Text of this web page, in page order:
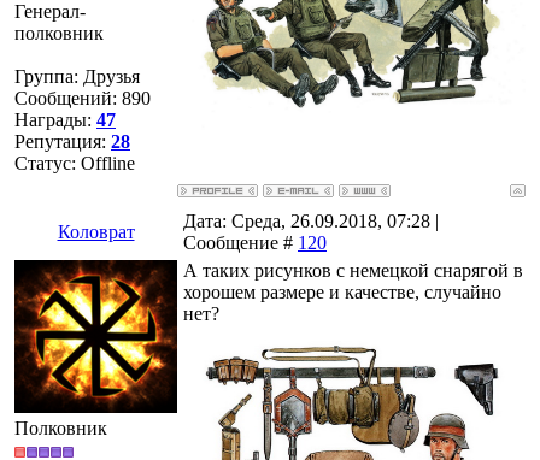
Генерал-
полковник
Группа: Друзья
Сообщений: 890
Награды: 47
Репутация: 28
Статус: Offline
Коловрат
Дата: Среда, 26.09.2018, 07:28 |
Сообщение # 120
Полковник
А таких рисунков с немецкой снарягой в
хорошем размере и качестве, случайно
нет?